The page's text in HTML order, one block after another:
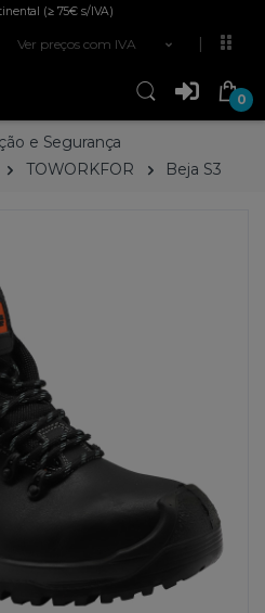
(≥ 75€ s/IVA)
Ver preços com IVA
0
e Segurança
TOWORKFOR Beja S3